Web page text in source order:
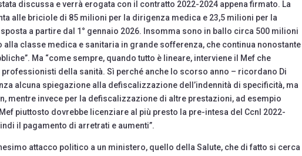
discussa e verrà erogata con il contratto 2022-2024 appena firmato. La
alle briciole di 85 milioni per la dirigenza medica e 23,5 milioni per la
a partire dal 1° gennaio 2026. Insomma sono in ballo circa 500 milioni
alla classe medica e sanitaria in grande sofferenza, che continua nonostante
Ma “come sempre, quando tutto è lineare, interviene il Mef che
della sanità. Sì perché anche lo scorso anno – ricordano Di
alcuna spiegazione alla defiscalizzazione dell’indennità di specificità, ma
mentre invece per la defiscalizzazione di altre prestazioni, ad esempio
piuttosto dovrebbe licenziare al più presto la pre-intesa del Ccnl 2022-
il pagamento di arretrati e aumenti”.
attacco politico a un ministero, quello della Salute, che di fatto si cerca